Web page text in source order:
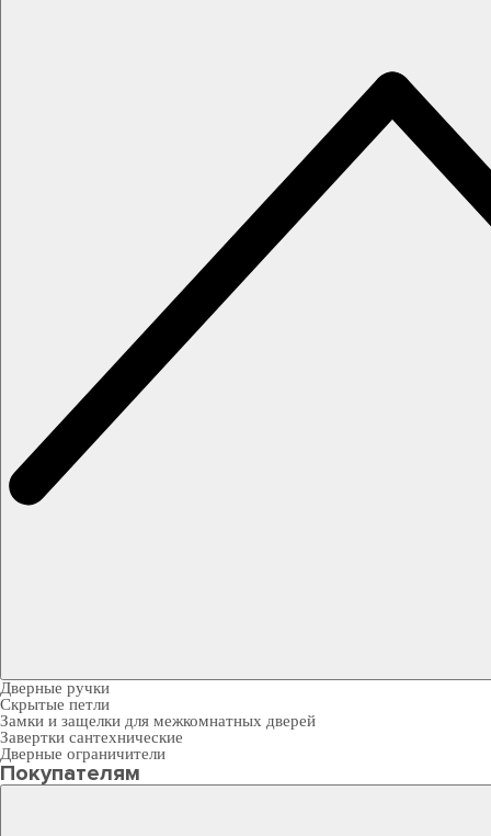
Дверные ручки
Скрытые петли
Замки и защелки для межкомнатных дверей
Завертки сантехнические
Дверные ограничители
Покупателям